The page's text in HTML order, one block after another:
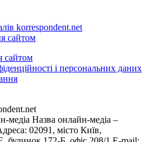
korrespondent.net
сайтом
сайтом
і персональних даних
медіа Назва онлайн-медіа –
02091, місто Київ,